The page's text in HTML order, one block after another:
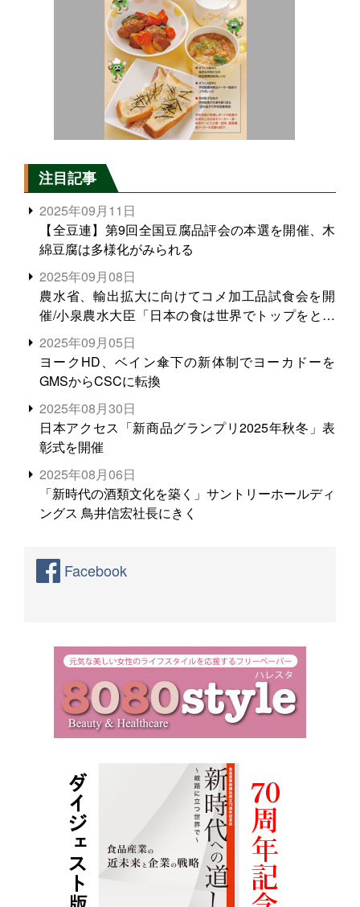
注目記事
2025年09月11日
【全豆連】第9回全国豆腐品評会の本選を開催、木
綿豆腐は多様化がみられる
2025年09月08日
農水省、輸出拡大に向けてコメ加工品試食会を開
催/小泉農水大臣「日本の食は世界でトップをとれ
る。米増産に向けて、米輸出需要の拡大を」
2025年09月05日
ヨークHD、ベイン傘下の新体制でヨーカドーを
GMSからCSCに転換
2025年08月30日
日本アクセス「新商品グランプリ2025年秋冬」表
彰式を開催
2025年08月06日
「新時代の酒類文化を築く」サントリーホールディ
ングス 鳥井信宏社長にきく
Facebook